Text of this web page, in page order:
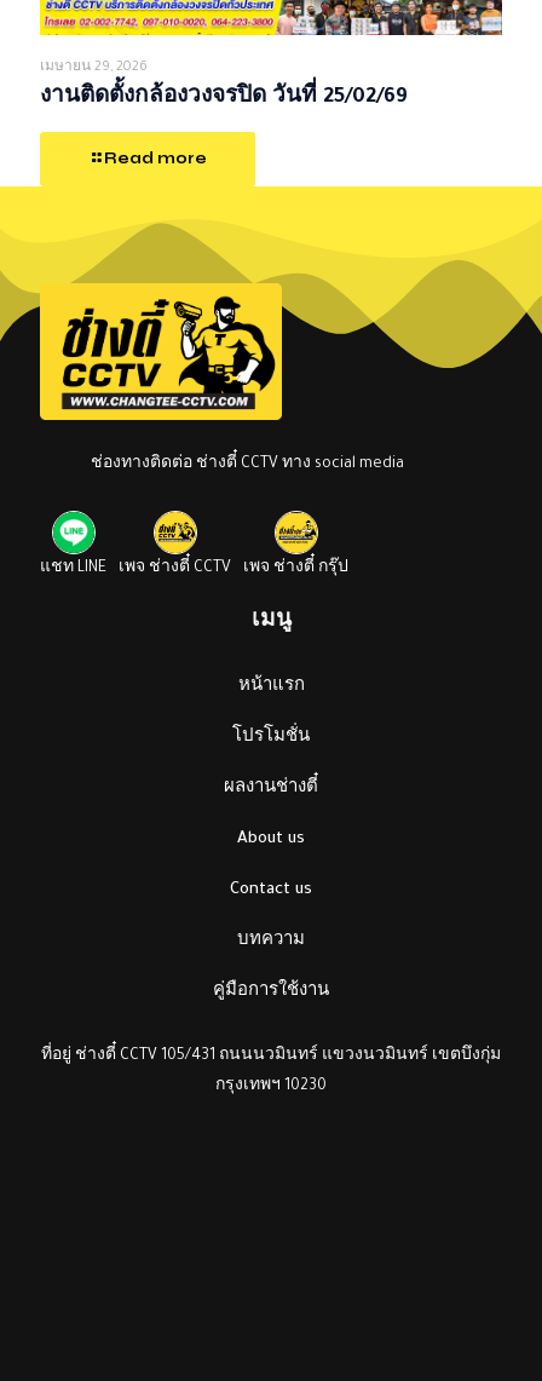
เมษายน 29, 2026
งานติดตั้งกล้องวงจรปิด วันที่ 25/02/69
Read more
ช่องทางติดต่อ ช่างตี๋ CCTV ทาง social media
แชท LINE เพจ ช่างตี๋ CCTV เพจ ช่างตี๋ กรุ๊ป
เมนู
หน้าแรก
โปรโมชั่น
ผลงานช่างตี๋
About us
Contact us
บทความ
คู่มือการใช้งาน
ที่อยู่ ช่างตี๋ CCTV 105/431 ถนนนวมินทร์ แขวงนวมินทร์ เขตบึงกุ่ม
กรุงเทพฯ 10230